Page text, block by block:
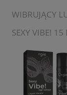
WIBRUJĄCY
SEXY VIBE! 15